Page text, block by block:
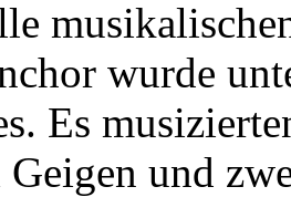
wurde
Es
und